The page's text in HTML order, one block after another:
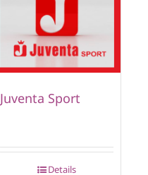
Juventa Sport
Details